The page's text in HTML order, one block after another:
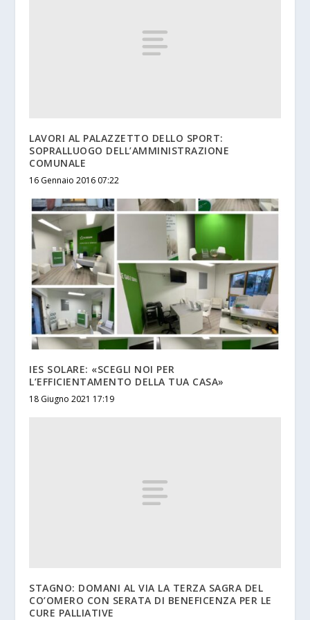
LAVORI AL PALAZZETTO DELLO SPORT:
SOPRALLUOGO DELL’AMMINISTRAZIONE
COMUNALE
16 Gennaio 2016 07:22
IES SOLARE: «SCEGLI NOI PER
L’EFFICIENTAMENTO DELLA TUA CASA»
18 Giugno 2021 17:19
STAGNO: DOMANI AL VIA LA TERZA SAGRA DEL
CO’OMERO CON SERATA DI BENEFICENZA PER LE
CURE PALLIATIVE